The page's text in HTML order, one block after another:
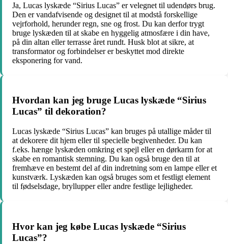
Ja, Lucas lyskæde “Sirius Lucas” er velegnet til udendørs brug.
Den er vandafvisende og designet til at modstå forskellige
vejrforhold, herunder regn, sne og frost. Du kan derfor trygt
bruge lyskæden til at skabe en hyggelig atmosfære i din have,
på din altan eller terrasse året rundt. Husk blot at sikre, at
transformator og forbindelser er beskyttet mod direkte
eksponering for vand.
Hvordan kan jeg bruge Lucas lyskæde “Sirius
Lucas” til dekoration?
Lucas lyskæde “Sirius Lucas” kan bruges på utallige måder til
at dekorere dit hjem eller til specielle begivenheder. Du kan
f.eks. hænge lyskæden omkring et spejl eller en dørkarm for at
skabe en romantisk stemning. Du kan også bruge den til at
fremhæve en bestemt del af din indretning som en lampe eller et
kunstværk. Lyskæden kan også bruges som et festligt element
til fødselsdage, bryllupper eller andre festlige lejligheder.
Hvor kan jeg købe Lucas lyskæde “Sirius
Lucas”?